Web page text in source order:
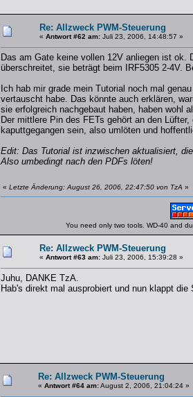
Re: Allzweck PWM-Steuerung
« Antwort #62 am: Juli 23, 2006, 14:48:57 »
Das am Gate keine vollen 12V anliegen ist ok.
überschreitet, sie beträgt beim IRF5305 2-4V.
Ich hab mir grade mein Tutorial noch mal
vertauscht habe. Das könnte auch erklären,
sie erfolgreich nachgebaut haben, haben wohl
Der mittlere Pin des FETs gehört an den
kaputtgegangen sein, also umlöten und
Edit: Das Tutorial ist inzwischen aktualisiert,
Also umbedingt nach den PDFs löten!
« Letzte Änderung: August 26, 2006, 22:47:50 von TzA »
You need only two tools. WD-40 and
Re: Allzweck PWM-Steuerung
« Antwort #63 am: Juli 23, 2006, 15:39:28 »
Juhu, DANKE TzA.
Hab's direkt mal ausprobiert und nun klappt
Re: Allzweck PWM-Steuerung
« Antwort #64 am:August 2, 2006, 21:04:24 »